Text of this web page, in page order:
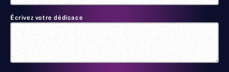
Écrivez votre dédicace